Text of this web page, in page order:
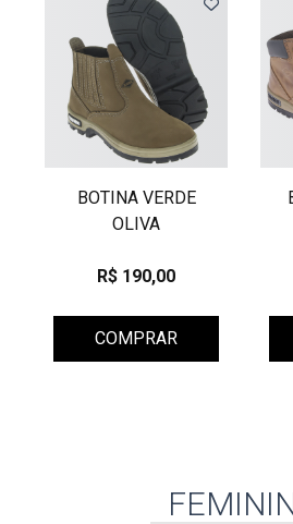
BOTINA VERDE
OLIVA
R$ 190,00
COMPRAR